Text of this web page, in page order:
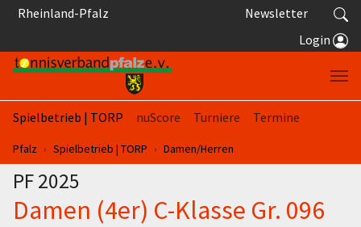
Springe zum Seiteninhalt
Rheinland-Pfalz
Newsletter
Login
Spielbetrieb | TORP nuScore Turniere
Termine
Sie sind hier:
Pfalz Spielbetrieb | TORP Damen/Herren
PF 2025
Damen (4er) C-Klasse Gr. 096